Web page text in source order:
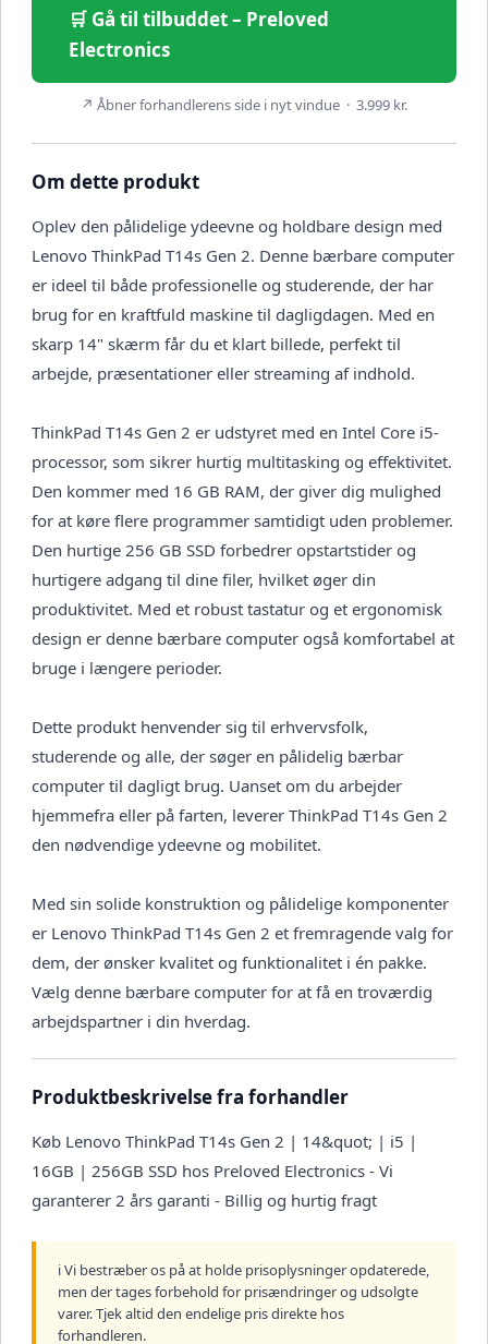
🛒 Gå til tilbuddet – Preloved
Electronics
↗ Åbner forhandlerens side i nyt vindue · 3.999 kr.
Om dette produkt
Oplev den pålidelige ydeevne og holdbare design med
Lenovo ThinkPad T14s Gen 2. Denne bærbare computer
er ideel til både professionelle og studerende, der har
brug for en kraftfuld maskine til dagligdagen. Med en
skarp 14" skærm får du et klart billede, perfekt til
arbejde, præsentationer eller streaming af indhold.
ThinkPad T14s Gen 2 er udstyret med en Intel Core i5-
processor, som sikrer hurtig multitasking og effektivitet.
Den kommer med 16 GB RAM, der giver dig mulighed
for at køre flere programmer samtidigt uden problemer.
Den hurtige 256 GB SSD forbedrer opstartstider og
hurtigere adgang til dine filer, hvilket øger din
produktivitet. Med et robust tastatur og et ergonomisk
design er denne bærbare computer også komfortabel at
bruge i længere perioder.
Dette produkt henvender sig til erhvervsfolk,
studerende og alle, der søger en pålidelig bærbar
computer til dagligt brug. Uanset om du arbejder
hjemmefra eller på farten, leverer ThinkPad T14s Gen 2
den nødvendige ydeevne og mobilitet.
Med sin solide konstruktion og pålidelige komponenter
er Lenovo ThinkPad T14s Gen 2 et fremragende valg for
dem, der ønsker kvalitet og funktionalitet i én pakke.
Vælg denne bærbare computer for at få en troværdig
arbejdspartner i din hverdag.
Produktbeskrivelse fra forhandler
Køb Lenovo ThinkPad T14s Gen 2 | 14&quot; | i5 |
16GB | 256GB SSD hos Preloved Electronics - Vi
garanterer 2 års garanti - Billig og hurtig fragt
ℹ️ Vi bestræber os på at holde prisoplysninger opdaterede,
men der tages forbehold for prisændringer og udsolgte
varer. Tjek altid den endelige pris direkte hos
forhandleren.